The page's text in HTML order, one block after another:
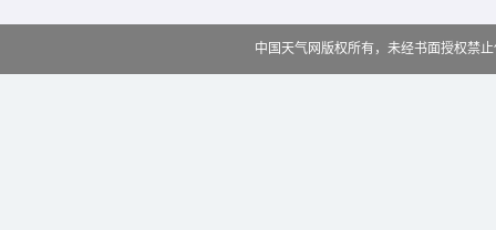
中国天气网版权所有，未经书面授权